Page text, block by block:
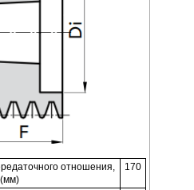
отношения,
170